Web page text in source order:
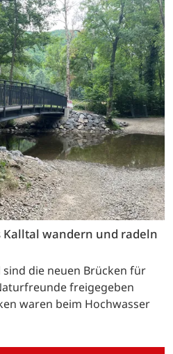
Kalltal wandern und radeln
die neuen Brücken für
freigegeben
waren beim Hochwasser